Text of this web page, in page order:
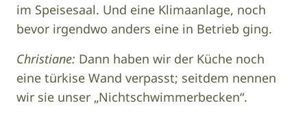
im Speisesaal. Und eine Klimaanlage, noch
bevor irgendwo anders eine in Betrieb ging.
Christiane: Dann haben wir der Küche noch
eine türkise Wand verpasst; seitdem nennen
wir sie unser „Nichtschwimmerbecken“.